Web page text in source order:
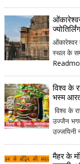
ओंकारेश्वर
स्थल के
विश्व के
भस्म
विश्व के
उज्जैन
उज्जयिनी
मैहर के